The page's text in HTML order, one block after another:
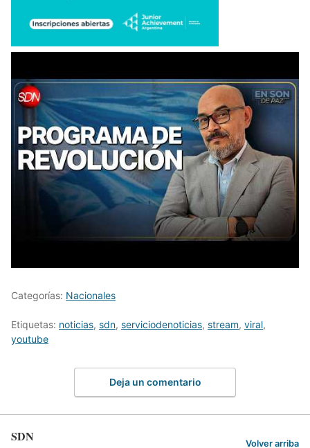
Categorías: Nacionales
Etiquetas: noticias, sdn, serviciodenoticias, stream, viral,
youtube
Deja un comentario
SDN Volver arriba